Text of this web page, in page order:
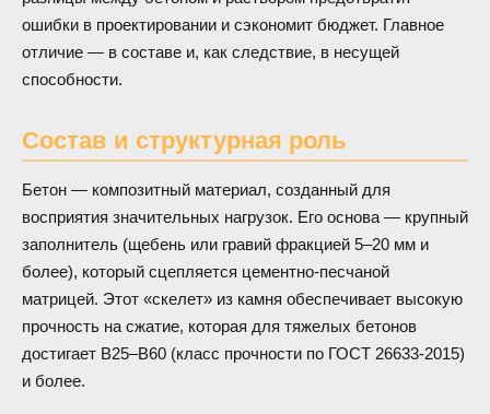
ошибки в проектировании и сэкономит бюджет. Главное
отличие — в составе и, как следствие, в несущей
способности.
Состав и структурная роль
Бетон — композитный материал, созданный для
восприятия значительных нагрузок. Его основа — крупный
заполнитель (щебень или гравий фракцией 5–20 мм и
более), который сцепляется цементно-песчаной
матрицей. Этот «скелет» из камня обеспечивает высокую
прочность на сжатие, которая для тяжелых бетонов
достигает В25–В60 (класс прочности по ГОСТ 26633-2015)
и более.